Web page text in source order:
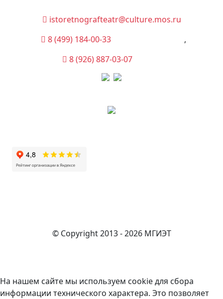
istoretnografteatr@culture.mos.ru
8 (499) 184-00-33
,
8 (926) 887-03-07
© Copyright 2013 - 2026 МГИЭТ
На нашем сайте мы используем cookie для сбора
информации технического характера. Это позволяет